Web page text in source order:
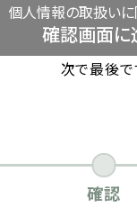
個人情報の取扱いに
確認画面に
次で最後で
確認